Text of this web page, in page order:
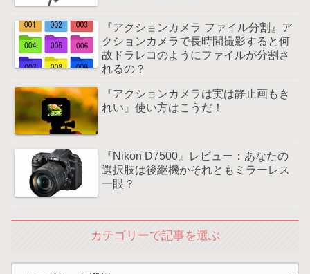
『アクションカメラ ファイル分割』ア
クションカメラで長時間撮影すると何
故ドラレコのようにファイルが分割さ
れるの？
『アクションカメラは実は静止画もき
れい』使い方はこうだ！
『Nikon D7500』レビュー：あなたの
選択肢は後継機かそれともミラーレス
一眼？
カテゴリーで記事を選ぶ